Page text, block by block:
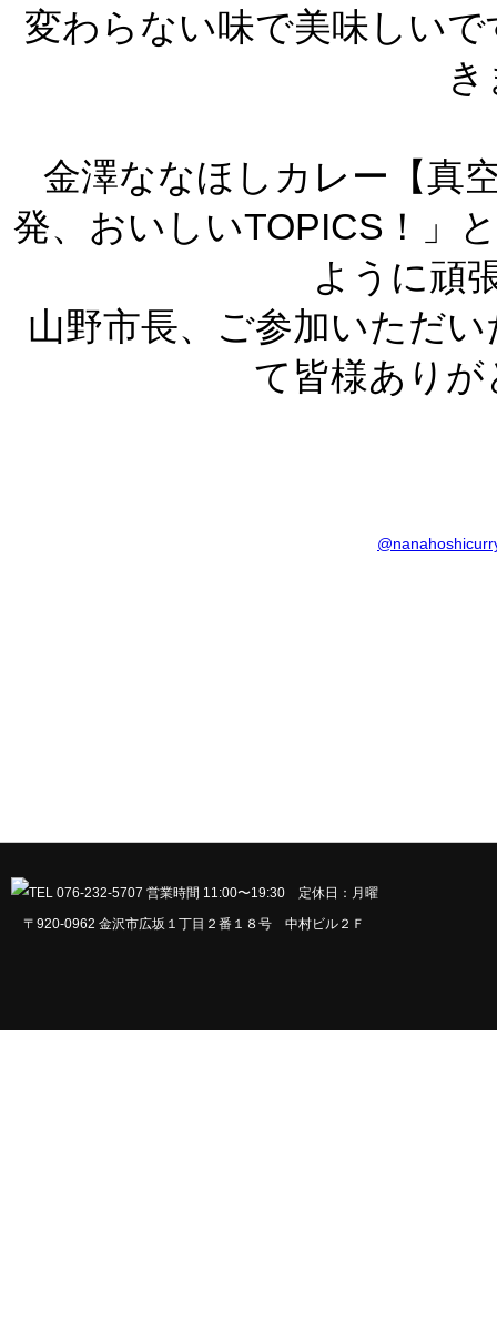
変わらない味で美味しい
金澤ななほしカレー【真
発、おいしいTOPICS！」
ように頑
山野市長、ご参加いただ
て皆様あり
〒920-0962 金沢市広坂１丁目２番１８号 中村ビル２Ｆ